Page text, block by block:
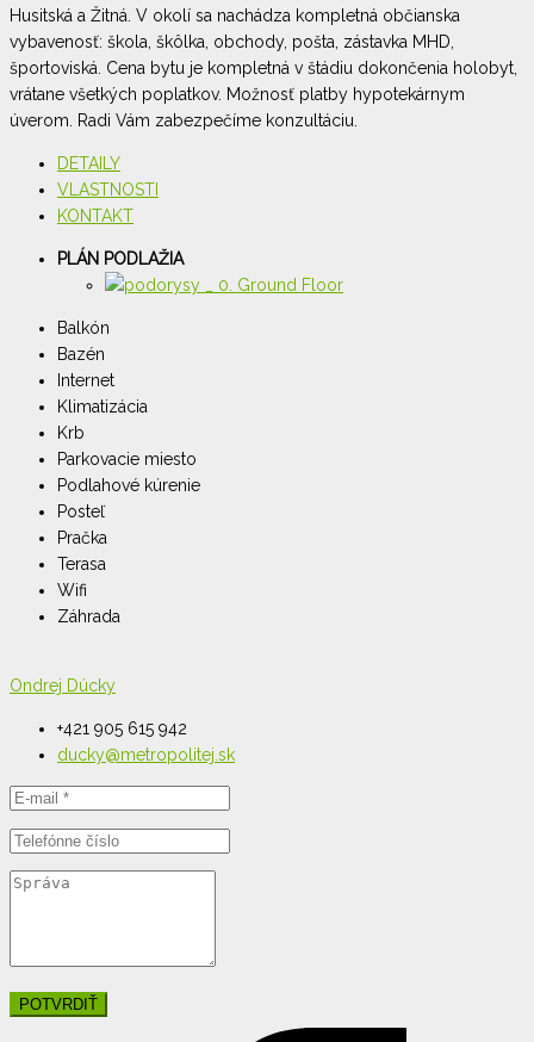
Husitská a Žitná. V okolí sa nachádza kompletná občianska
vybavenosť: škola, škôlka, obchody, pošta, zástavka MHD,
športoviská. Cena bytu je kompletná v štádiu dokončenia holobyt,
vrátane všetkých poplatkov. Možnosť platby hypotekárnym
úverom. Radi Vám zabezpečíme konzultáciu.
DETAILY
VLASTNOSTI
KONTAKT
PLÁN PODLAŽIA
Balkón
Bazén
Internet
Klimatizácia
Krb
Parkovacie miesto
Podlahové kúrenie
Posteľ
Pračka
Terasa
Wifi
Záhrada
Ondrej Dúcky
+421 905 615 942
ducky@metropolitej.sk